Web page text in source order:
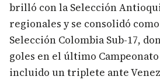
brilló con la Selección
regionales y se consolidó
Selección Colombia Sub-17,
goles en el último
incluido un triplete ante